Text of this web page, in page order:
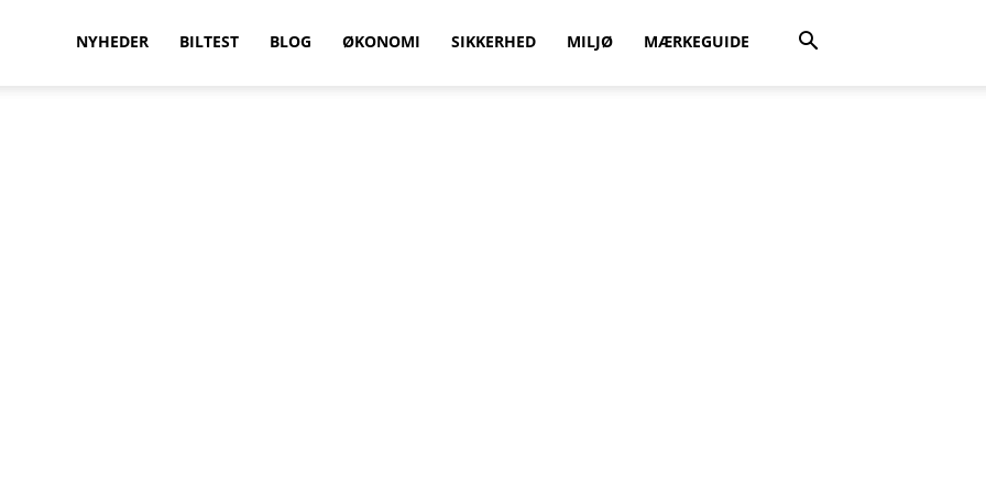
NYHEDER BILTEST BLOG ØKONOMI SIKKERHED MILJØ MÆRKEGUIDE